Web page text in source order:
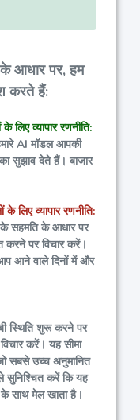
के आधार पर, हम
करते हैं:
लिए व्यापार रणनीति:
AI मॉडल आपकी
सुझाव देते हैं। बाजार
के लिए व्यापार रणनीति:
के सहमति के आधार पर
करने पर विचार करें।
आने वाले दिनों में और
स्थिति शुरू करने पर
करें। यह सीमा
सबसे उच्च अनुमानित
सुनिश्चित करें कि यह
साथ मेल खाता है।